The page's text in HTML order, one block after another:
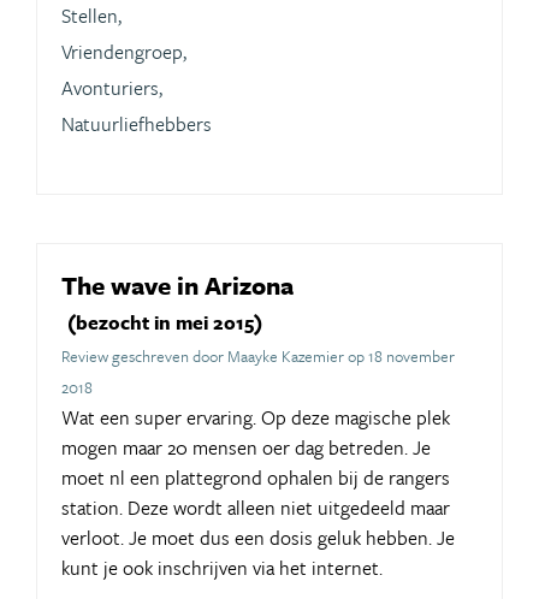
Stellen,
Vriendengroep,
Avonturiers,
Natuurliefhebbers
The wave in Arizona
(bezocht in mei 2015)
Review geschreven door Maayke Kazemier op 18 november
2018
Wat een super ervaring. Op deze magische plek
mogen maar 20 mensen oer dag betreden. Je
moet nl een plattegrond ophalen bij de rangers
station. Deze wordt alleen niet uitgedeeld maar
verloot. Je moet dus een dosis geluk hebben. Je
kunt je ook inschrijven via het internet.